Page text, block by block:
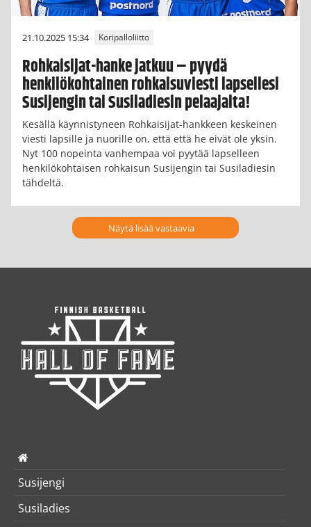
21.10.2025 15:34 Koripalloliitto
Rohkaisijat-hanke jatkuu – pyydä
henkilökohtainen rohkaisuviesti lapsellesi
Susijengin tai Susiladiesin pelaajalta!
Kesällä käynnistyneen Rohkaisijat-hankkeen keskeinen
viesti lapsille ja nuorille on, että että he eivät ole yksin.
Nyt 100 nopeinta vanhempaa voi pyytää lapselleen
henkilökohtaisen rohkaisun Susijengin tai Susiladiesin
tähdeltä.
Näytä lisää vastaavia
Susijengi
Susiladies